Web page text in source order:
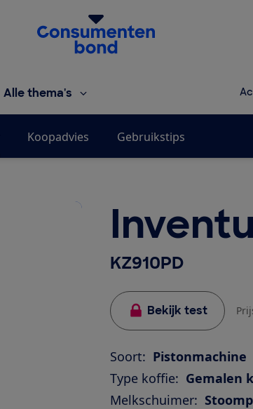
Homepage van de Consumentenbond
Alle thema's
Koopadvies Gebruikstips
KZ910PD
Bekijk test
Soort: Pistonmachine
Type koffie: Gemalen
Melkschuimer: